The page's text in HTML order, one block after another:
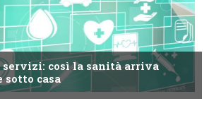
servizi: così la sanità arriva
casa